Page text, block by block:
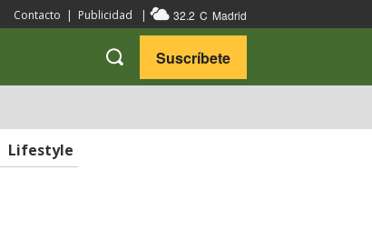
Contacto | Publicidad | 32.2 C Madrid
Suscríbete
Lifestyle